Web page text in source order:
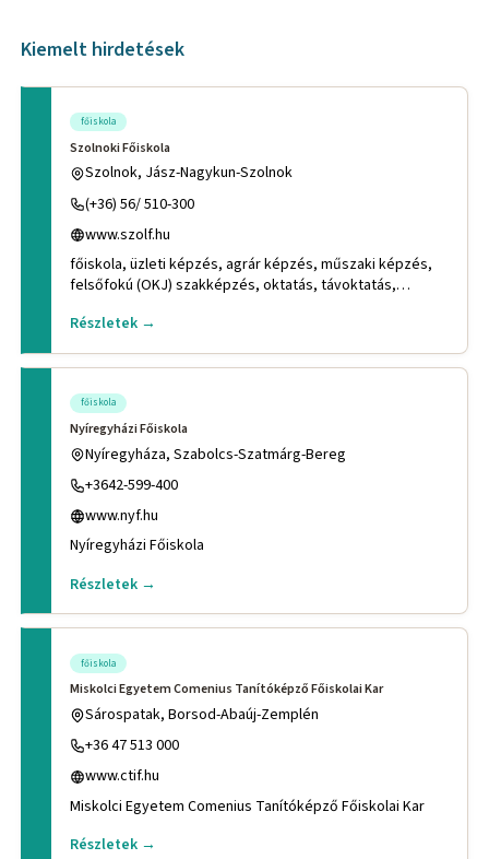
Kiemelt hirdetések
főiskola
Szolnoki Főiskola
Szolnok, Jász-Nagykun-Szolnok
(+36) 56/ 510-300
www.szolf.hu
főiskola, üzleti képzés, agrár képzés, műszaki képzés,
felsőfokú (OKJ) szakképzés, oktatás, távoktatás,
Részletek →
főiskola
Nyíregyházi Főiskola
Nyíregyháza, Szabolcs-Szatmárg-Bereg
+3642-599-400
www.nyf.hu
Nyíregyházi Főiskola
Részletek →
főiskola
Miskolci Egyetem Comenius Tanítóképző Főiskolai Kar
Sárospatak, Borsod-Abaúj-Zemplén
+36 47 513 000
www.ctif.hu
Miskolci Egyetem Comenius Tanítóképző Főiskolai Kar
Részletek →